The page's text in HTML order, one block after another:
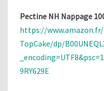
Pectine NH Nappage
https://
TopCake/dp/
9RY629E